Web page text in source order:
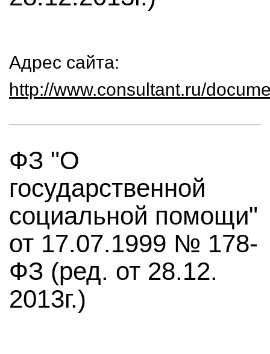
Адрес сайта:
http://www.consultant.ru/
ФЗ "О
государственной
социальной помощи"
от 17.07.1999 № 178-
ФЗ (ред. от 28.12.
2013г.)